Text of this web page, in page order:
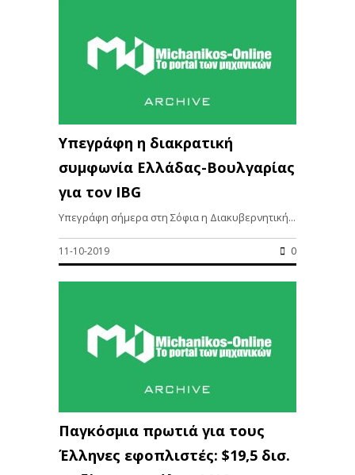
Υπεγράφη η διακρατική
συμφωνία Ελλάδας-Βουλγαρίας
για τον IBG
Υπεγράφη σήμερα στη Σόφια η Διακυβερνητική...
11-10-2019 0
Παγκόσμια πρωτιά για τους
Έλληνες εφοπλιστές: $19,5 δισ.